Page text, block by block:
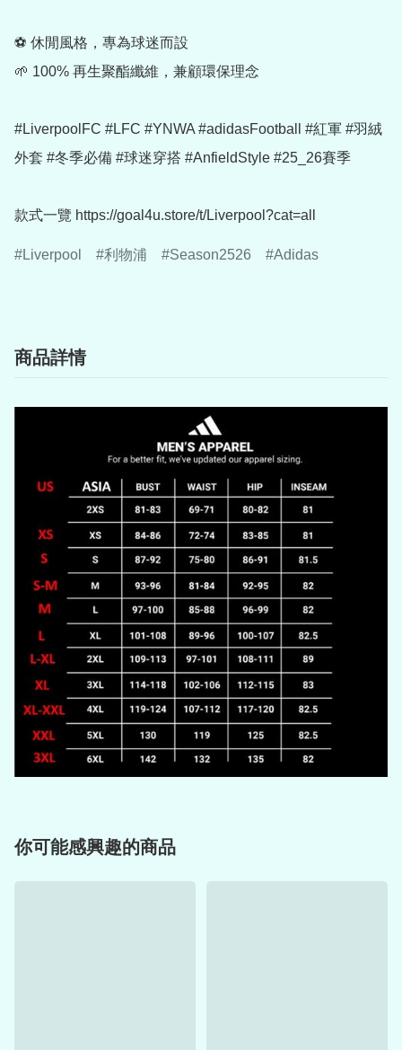
⚽ 休閒風格，專為球迷而設
🌱 100% 再生聚酯纖維，兼顧環保理念
#LiverpoolFC #LFC #YNWA #adidasFootball #紅軍 #羽絨
外套 #冬季必備 #球迷穿搭 #AnfieldStyle #25_26賽季
Liverpool 利物浦 Season2526 Adidas
商品詳情
你可能感興趣的商品